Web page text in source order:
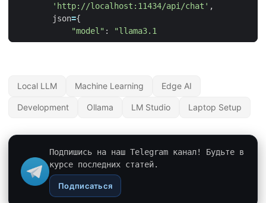
'http://localhost:11434/api/chat' ,
json={
"model" : "llama3.1
Local LLM Machine Learning Edge AI
Development Ollama LM Studio Laptop Setup
Подпишись на наш Telegram канал! Будьте в
курсе последних статей.
Подписаться